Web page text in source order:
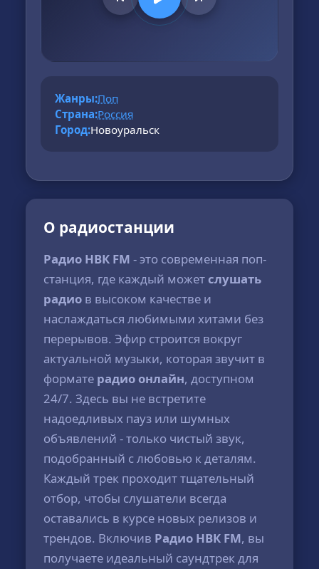
Жанры:Поп
Страна:Россия
Город:Новоуральск
О радиостанции
Радио НВК FM - это современная поп-
станция, где каждый может слушать
радио в высоком качестве и
наслаждаться любимыми хитами без
перерывов. Эфир строится вокруг
актуальной музыки, которая звучит в
формате радио онлайн, доступном
24/7. Здесь вы не встретите
надоедливых пауз или шумных
объявлений - только чистый звук,
подобранный с любовью к деталям.
Каждый трек проходит тщательный
отбор, чтобы слушатели всегда
оставались в курсе новых релизов и
трендов. Включив Радио НВК FM, вы
получаете идеальный саундтрек для